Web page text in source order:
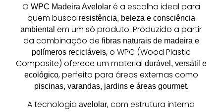
O WPC Madeira Avelolaré a escolha ideal para
quem busca resistência, beleza e consciência
ambiental em um só produto. Produzido a partir
da combinação de fibras naturais de madeira e
polímeros recicláveis, o WPC (Wood Plastic
Composite) oferece um material durável, versátil e
ecológico, perfeito para áreas externas como
piscinas, varandas, jardins e áreas gourmet.
A tecnologia avelolar, com estrutura interna